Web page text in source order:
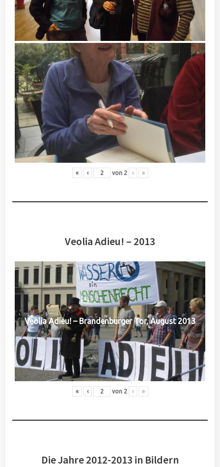
« ‹ von 2 › »
Veolia Adieu! – 2013
Veolia Adieu! – Brandenburger Tor, August 2013
« ‹ von 2 › »
Die Jahre 2012-2013 in Bildern